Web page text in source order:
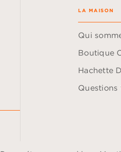
LA MAISON
Qui
Boutique
Hachette
Questions